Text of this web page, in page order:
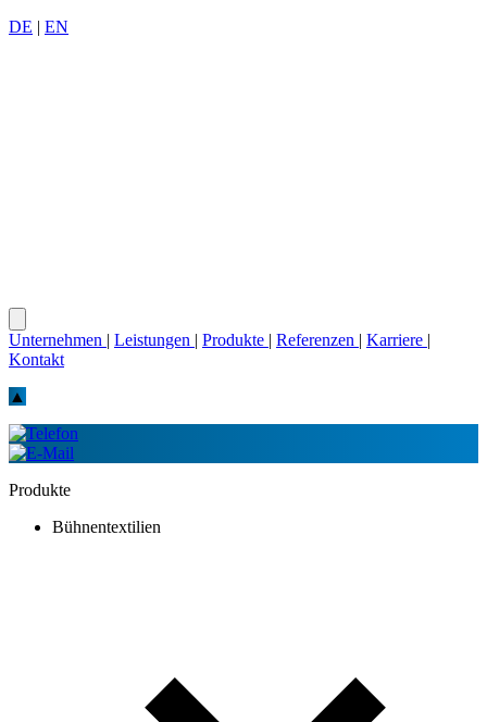
DE | EN
Unternehmen | Leistungen | Produkte | Referenzen | Karriere |
Kontakt
▲
Produkte
Bühnentextilien